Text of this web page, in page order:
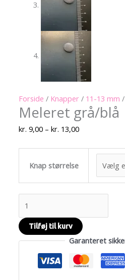
Forside / Knapper / 11-13 mm
Meleret grå/blå
kr. 9,00 – kr. 13,00
Knap størrelse
Tilføj til kurv
Garanteret